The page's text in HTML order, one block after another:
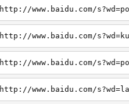
http://www.baidu.com/
http://www.baidu.com/
http://www.baidu.com/
http://www.baidu.com/